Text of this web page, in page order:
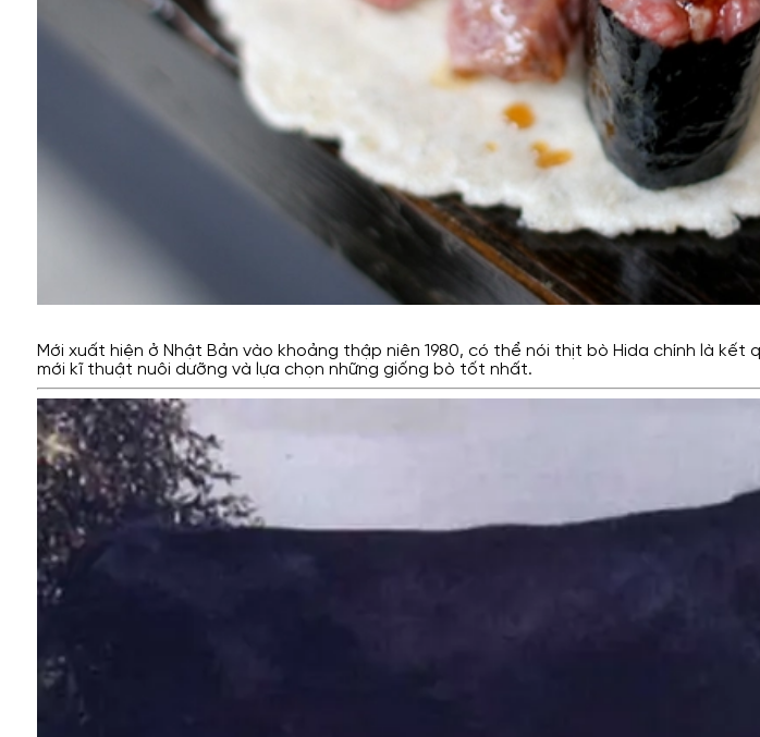
Mới xuất hiện ở Nhật Bản vào khoảng thập niên 1980, có thể nói thịt bò Hida chính là kết
mới kĩ thuật nuôi dưỡng và lựa chọn những giống bò tốt nhất.